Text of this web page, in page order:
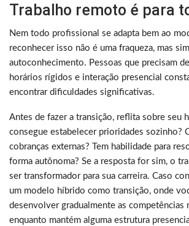
Trabalho remoto é para
Nem todo profissional se adapta bem ao
reconhecer isso não é uma fraqueza, mas sim
autoconhecimento. Pessoas que precisam
horários rígidos e interação presencial
encontrar dificuldades significativas.
Antes de fazer a transição, reflita sobre seu
consegue estabelecer prioridades sozinho?
cobranças externas? Tem habilidade para
forma autônoma? Se a resposta for sim, o
ser transformador para sua carreira. Caso
um modelo híbrido como transição, onde
desenvolver gradualmente as competências
enquanto mantém alguma estrutura